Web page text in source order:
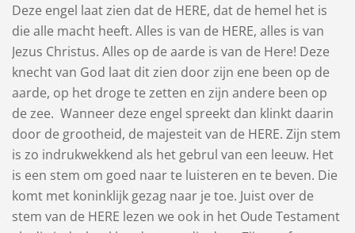
Deze engel laat zien dat de HERE, dat de hemel het is
die alle macht heeft. Alles is van de HERE, alles is van
Jezus Christus. Alles op de aarde is van de Here! Deze
knecht van God laat dit zien door zijn ene been op de
aarde, op het droge te zetten en zijn andere been op
de zee. Wanneer deze engel spreekt dan klinkt daarin
door de grootheid, de majesteit van de HERE. Zijn stem
is zo indrukwekkend als het gebrul van een leeuw. Het
is een stem om goed naar te luisteren en te beven. Die
komt met koninklijk gezag naar je toe. Juist over de
stem van de HERE lezen we ook in het Oude Testament